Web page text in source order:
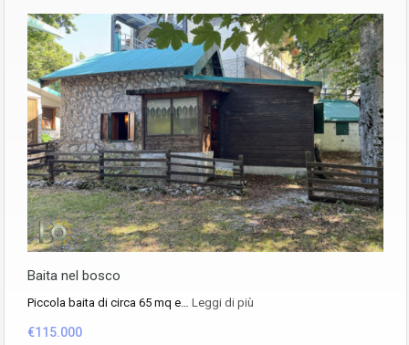
Baita nel bosco
Piccola baita di circa 65 mq e… Leggi di più
€115.000